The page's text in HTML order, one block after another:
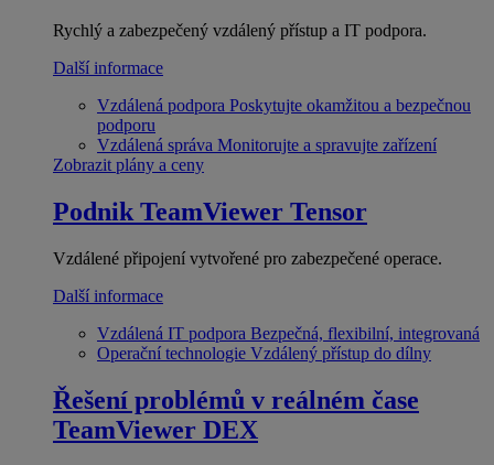
Rychlý a zabezpečený vzdálený přístup a IT podpora.
Další informace
Vzdálená podpora Poskytujte okamžitou a bezpečnou
podporu
Vzdálená správa Monitorujte a spravujte zařízení
Zobrazit plány a ceny
Podnik TeamViewer Tensor
Vzdálené připojení vytvořené pro zabezpečené operace.
Další informace
Vzdálená IT podpora Bezpečná, flexibilní, integrovaná
Operační technologie Vzdálený přístup do dílny
Řešení problémů v reálném čase
TeamViewer DEX